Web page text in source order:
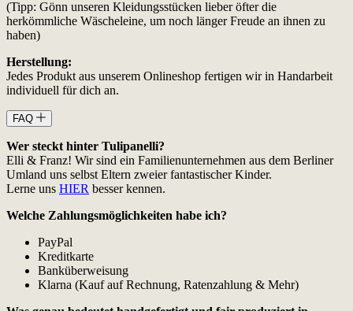
(Tipp: Gönn unseren Kleidungsstücken lieber öfter die
herkömmliche Wäscheleine, um noch länger Freude an ihnen zu
haben)
Herstellung:
Jedes Produkt aus unserem Onlineshop fertigen wir in Handarbeit
individuell für dich an.
FAQ
Wer steckt hinter Tulipanelli?
Elli & Franz! Wir sind ein Familienunternehmen aus dem Berliner
Umland uns selbst Eltern zweier fantastischer Kinder.
Lerne uns HIER besser kennen.
Welche Zahlungsmöglichkeiten habe ich?
PayPal
Kreditkarte
Banküberweisung
Klarna (Kauf auf Rechnung, Ratenzahlung & Mehr)